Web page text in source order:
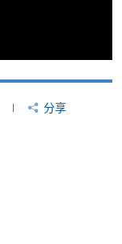
分享